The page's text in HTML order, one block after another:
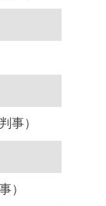
事）
）